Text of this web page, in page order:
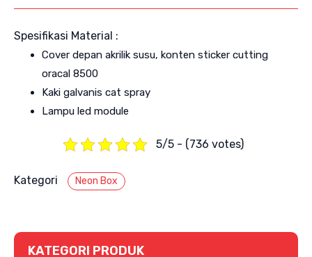
Spesifikasi Material :
Cover depan akrilik susu, konten sticker cutting
oracal 8500
Kaki galvanis cat spray
Lampu led module
5/5 - (736 votes)
Kategori Neon Box
KATEGORI PRODUK